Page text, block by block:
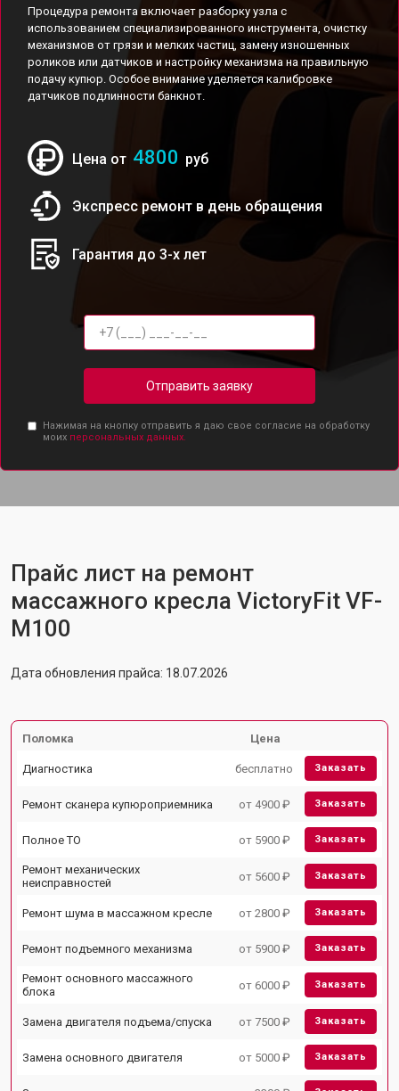
Процедура ремонта включает разборку узла с
использованием специализированного инструмента, очистку
механизмов от грязи и мелких частиц, замену изношенных
роликов или датчиков и настройку механизма на правильную
подачу купюр. Особое внимание уделяется калибровке
датчиков подлинности банкнот.
Цена от 4800 руб
Экспресс ремонт в день обращения
Гарантия до 3-х лет
Отправить заявку
Нажимая на кнопку отправить я даю свое согласие на обработку
моих персональных данных.
Прайс лист на ремонт
массажного кресла VictoryFit VF-
M100
Дата обновления прайса: 18.07.2026
Поломка Цена
Диагностика бесплатно Заказать
Ремонт сканера купюроприемника от 4900 ₽ Заказать
Полное ТО от 5900 ₽ Заказать
Ремонт механических
неисправностей
от 5600 ₽ Заказать
Ремонт шума в массажном кресле от 2800 ₽ Заказать
Ремонт подъемного механизма от 5900 ₽ Заказать
Ремонт основного массажного
блока
от 6000 ₽ Заказать
Замена двигателя подъема/спуска от 7500 ₽ Заказать
Замена основного двигателя от 5000 ₽ Заказать